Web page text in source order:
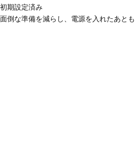
初期設定済み
面倒な準備を減らし、電源を入れたあと